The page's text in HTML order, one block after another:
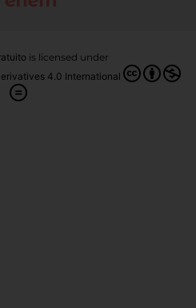
is licensed under
4.0 International